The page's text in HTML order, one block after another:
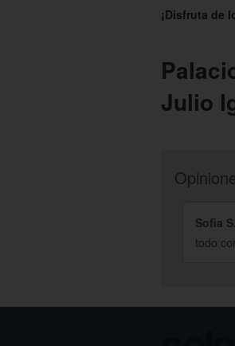
¡Disfruta de
Julio
Sofia S.
todo